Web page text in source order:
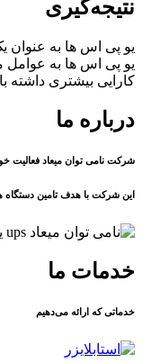
نتیجه‌گیری
یو پی اس ها به عنوان
یو پی اس ها به عوامل
کارایی بیشتری داشته
درباره ما
شرکت نامی توان میعاد فعالیت خود در زمینه سیستمهای بهبود کیفیت
این شرکت با هدف تامین دستگاه
خدمات ما
خدماتی که ارائه می‌دهیم